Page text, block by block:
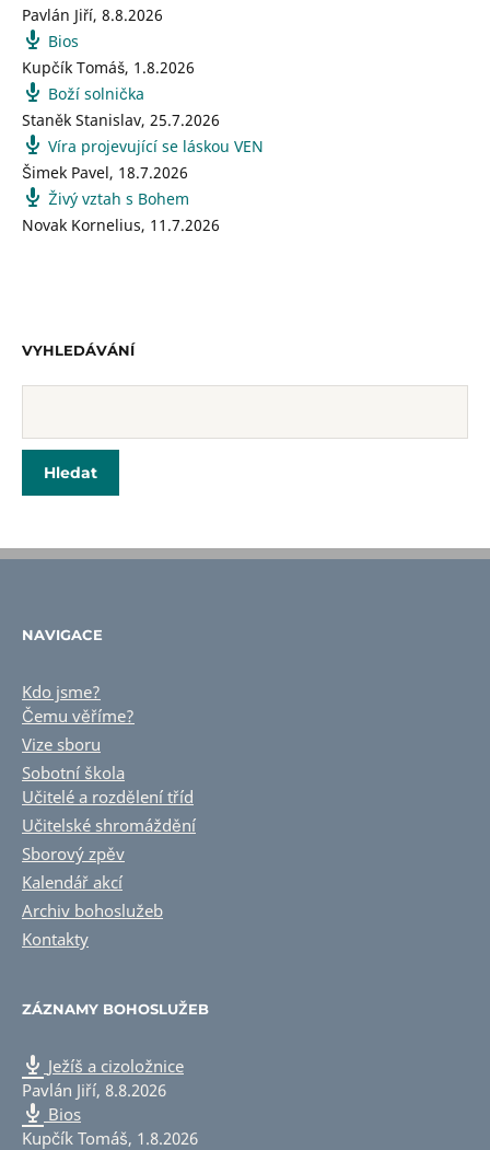
Pavlán Jiří, 8.8.2026
Bios
Kupčík Tomáš, 1.8.2026
Boží solnička
Staněk Stanislav, 25.7.2026
Víra projevující se láskou VEN
Šimek Pavel, 18.7.2026
Živý vztah s Bohem
Novak Kornelius, 11.7.2026
VYHLEDÁVÁNÍ
NAVIGACE
Kdo jsme?
Čemu věříme?
Vize sboru
Sobotní škola
Učitelé a rozdělení tříd
Učitelské shromáždění
Sborový zpěv
Kalendář akcí
Archiv bohoslužeb
Kontakty
ZÁZNAMY BOHOSLUŽEB
Ježíš a cizoložnice
Pavlán Jiří, 8.8.2026
Bios
Kupčík Tomáš, 1.8.2026